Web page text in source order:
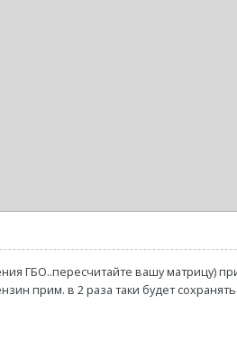
ГБО..пересчитайте вашу матрицу)
прим. в 2 раза таки будет